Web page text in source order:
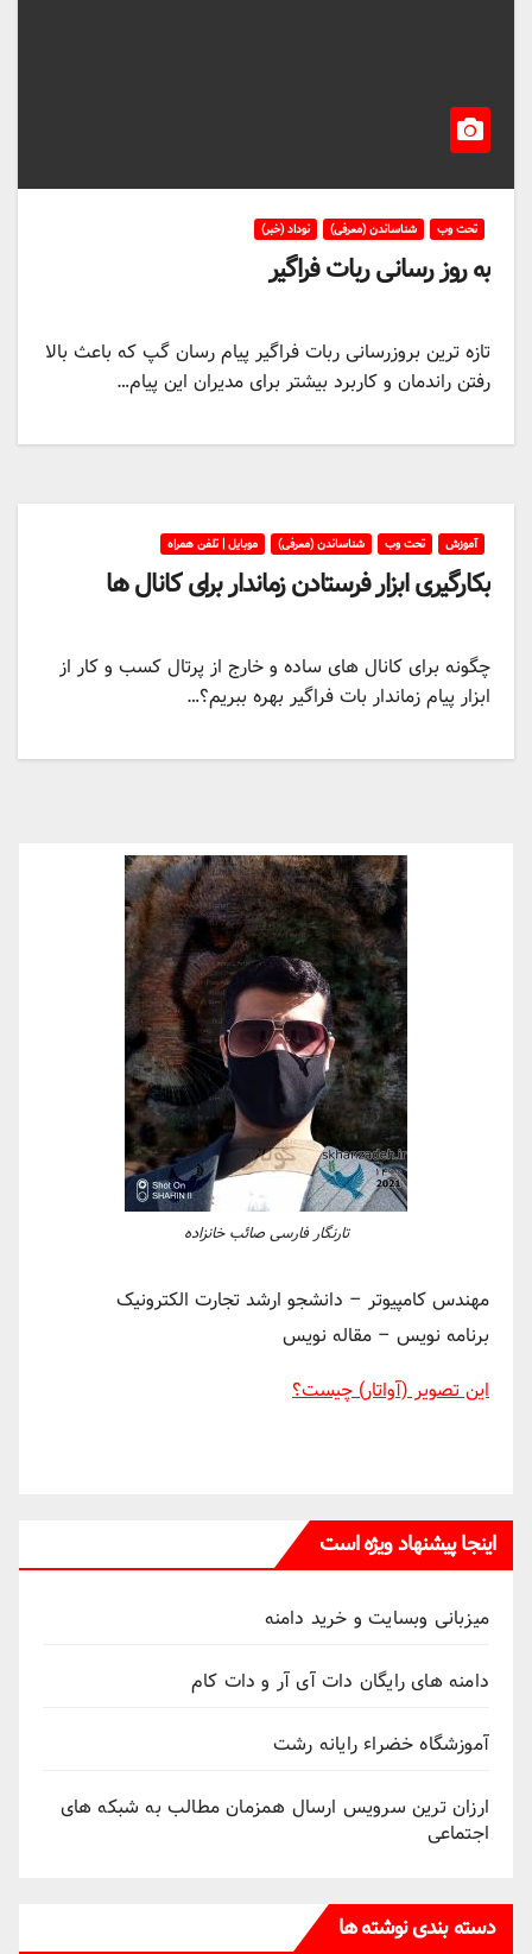
تحت وب شناساندن (معرفی) نوداد (خبر)
به روز رسانی ربات فراگیر
تازه ترین بروزرسانی ربات فراگیر پیام رسان گپ که باعث بالا
رفتن راندمان و کاربرد بیشتر برای مدیران این پیام…
آموزش تحت وب شناساندن (معرفی) موبایل | تلفن همراه
بکارگیری ابزار فرستادن زماندار برای کانال ها
چگونه برای کانال های ساده و خارج از پرتال کسب و کار از
ابزار پیام زماندار بات فراگیر بهره ببریم؟…
تارنگار فارسی صائب خانزاده
مهندس کامپیوتر – دانشجو ارشد تجارت الکترونیک
برنامه نویس – مقاله نویس
این تصویر (آواتار) چیست؟
اینجا پیشنهاد ویژه است
میزبانی وبسایت و خرید دامنه
دامنه های رایگان دات آی آر و دات کام
آموزشگاه خضراء رایانه رشت
ارزان ترین سرویس ارسال همزمان مطالب به شبکه های
اجتماعی
دسته بندی نوشته ها